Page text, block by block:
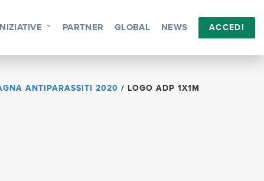
PARTNER GLOBAL NEWS ACCEDI
ANTIPARASSITI 2020 / LOGO ADP 1X1M